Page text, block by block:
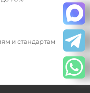
и стандартам